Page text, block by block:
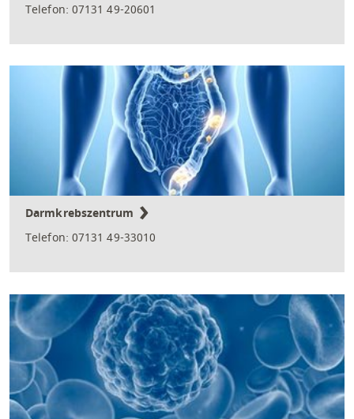
Telefon: 07131 49-20601
Darmkrebszentrum
Telefon: 07131 49-33010